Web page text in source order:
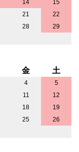
14
15
21
22
28
29
金 土
4
5
11
12
18
19
25
26